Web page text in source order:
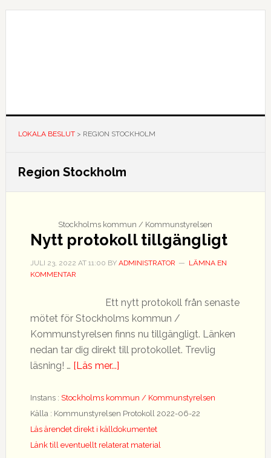
Hoppa
Hoppa
Hoppa
LOKALA BESLUT> REGION STOCKHOLM
Region Stockholm
Stockholms kommun / Kommunstyrelsen
Nytt protokoll tillgängligt
JULI 23, 2022 AT 11:00 BY ADMINISTRATOR
LÄMNA EN
KOMMENTAR
Ett nytt protokoll från senaste
mötet för Stockholms kommun /
Kommunstyrelsen finns nu tillgängligt. Länken
nedan tar dig direkt till protokollet. Trevlig
läsning! … [Läs mer...]om
protokoll
tillgängligt
Instans : Stockholms kommun / Kommunstyrelsen
Källa : Kommunstyrelsen Protokoll 2022-06-22
Läs ärendet direkt i källdokumentet
Länk till eventuellt relaterat material